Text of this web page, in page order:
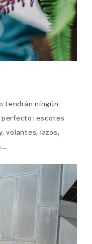
tendrán ningún
perfecto: escotes
volantes, lazos,